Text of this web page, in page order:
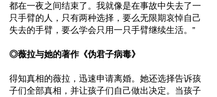
都在一夜之间结束了。我就像是在事故中失去了一
只手臂的人，只有两种选择，要么无限期哀悼自己
失去的手臂，要么学会只用一只手臂继续生活。”
◎薇拉与她的著作《伪君子病毒》
得知真相的薇拉，迅速申请离婚。她还选择告诉孩
子们全部真相，并让孩子们自己做出决定。当孩子